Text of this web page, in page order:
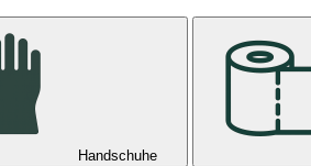
Handschuhe